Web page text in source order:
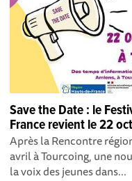
Save the Date : le
France revient le 22
Après la Rencontre
avril à Tourcoing, une
la voix des jeunes dans...